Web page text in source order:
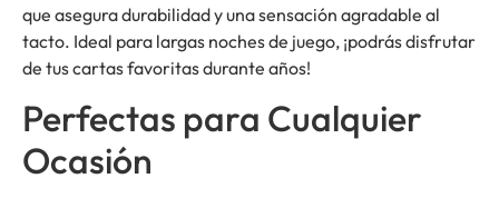
que asegura durabilidad y una sensación agradable al
tacto. Ideal para largas noches de juego, ¡podrás disfrutar
de tus cartas favoritas durante años!
Perfectas para Cualquier
Ocasión